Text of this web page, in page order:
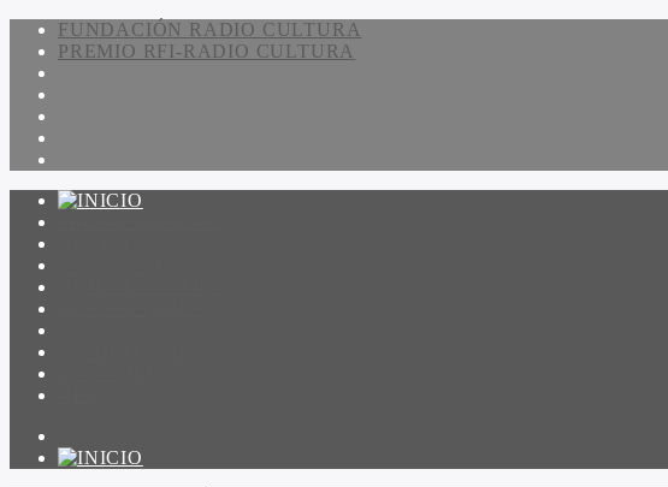
FUNDACIÓN RADIO CULTURA
PREMIO RFI-RADIO CULTURA